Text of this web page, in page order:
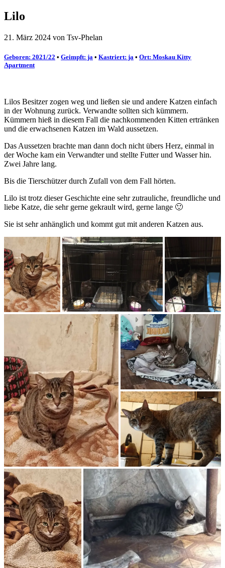
Lilo
21. März 2024 von Tsv-Phelan
Geboren: 2021/22 • Geimpft: ja • Kastriert: ja • Ort: Moskau Kitty
Apartment
Lilos Besitzer zogen weg und ließen sie und andere Katzen einfach
in der Wohnung zurück. Verwandte sollten sich kümmern.
Kümmern hieß in diesem Fall die nachkommenden Kitten ertränken
und die erwachsenen Katzen im Wald aussetzen.
Das Aussetzen brachte man dann doch nicht übers Herz, einmal in
der Woche kam ein Verwandter und stellte Futter und Wasser hin.
Zwei Jahre lang.
Bis die Tierschützer durch Zufall von dem Fall hörten.
Lilo ist trotz dieser Geschichte eine sehr zutrauliche, freundliche und
liebe Katze, die sehr gerne gekrault wird, gerne lange 🙂
Sie ist sehr anhänglich und kommt gut mit anderen Katzen aus.